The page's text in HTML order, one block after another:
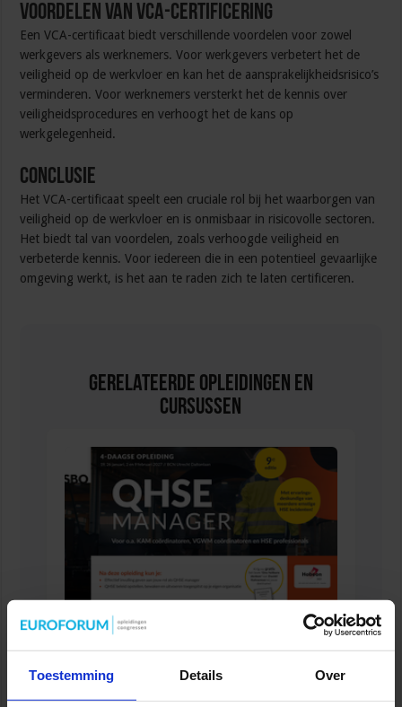
Toestemming Details Over
Voordelen van VCA-certificering
Een VCA-certificaat biedt verschillende voordelen voor zowel
werkgevers als werknemers. Voor werkgevers verbetert het de
veiligheid op de werkvloer en kan het de aansprakelijkheidsrisico’s
verminderen. Voor werknemers versterkt het de kennis over
veiligheidsprocedures en verhoogt het de kans op
werkgelegenheid.
Conclusie
Het VCA-certificaat speelt een cruciale rol bij het waarborgen van
veiligheid op de werkvloer en is onmisbaar in risicovolle sectoren.
Het biedt tal van voordelen, zoals verhoogde veiligheid en
verbeterde kennis. Voor iedereen die in een potentieel gevaarlijke
omgeving werkt, is het aan te raden zich te laten certificeren.
Gerelateerde Opleidingen en
Cursussen